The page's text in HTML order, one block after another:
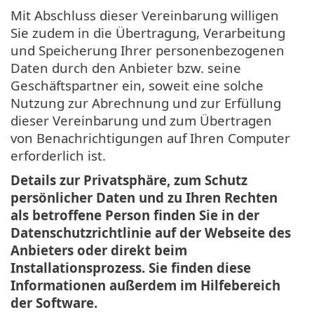
Mit Abschluss dieser Vereinbarung willigen
Sie zudem in die Übertragung, Verarbeitung
und Speicherung Ihrer personenbezogenen
Daten durch den Anbieter bzw. seine
Geschäftspartner ein, soweit eine solche
Nutzung zur Abrechnung und zur Erfüllung
dieser Vereinbarung und zum Übertragen
von Benachrichtigungen auf Ihren Computer
erforderlich ist.
Details zur Privatsphäre, zum Schutz
persönlicher Daten und zu Ihren Rechten
als betroffene Person finden Sie in der
Datenschutzrichtlinie auf der Webseite des
Anbieters oder direkt beim
Installationsprozess. Sie finden diese
Informationen außerdem im Hilfebereich
der Software.